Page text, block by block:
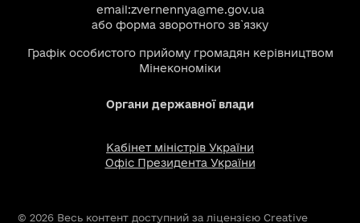
email:zvernennya@me.gov.ua
або форма зворотного зв`язку
Графік особистого прийому громадян керівництвом
Мінекономіки
Органи державної влади
Кабінет міністрів України
Офіс Президента України
© 2026 Весь контент доступний за ліцензією Creative